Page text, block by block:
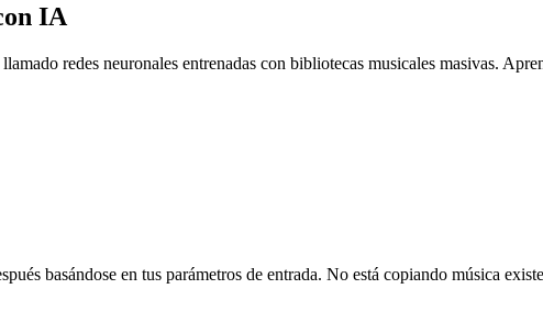
IA
redes neuronales entrenadas con bibliotecas musicales masivas.
basándose en tus parámetros de entrada. No está copiando música